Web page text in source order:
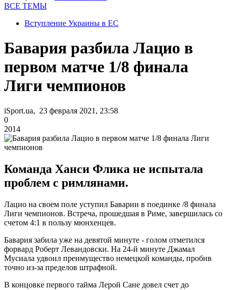
ВСЕ ТЕМЫ
Вступление Украины в ЕС
Бавария разбила Лацио в
первом матче 1/8 финала
Лиги чемпионов
iSport.ua, 23 февраля 2021, 23:58
0
2014
Команда Ханси Флика не испытала
проблем с римлянами.
Лацио на своем поле уступил Баварии в поединке /8 финала
Лиги чемпионов. Встреча, прошедшая в Риме, завершилась со
счетом 4:1 в пользу мюнхенцев.
Бавария забила уже на девятой минуте - голом отметился
форвард Роберт Левандовски. На 24-й минуте Джамал
Мусиала удвоил преимущество немецкой команды, пробив
точно из-за пределов штрафной.
В концовке первого тайма Лерой Сане довел счет до